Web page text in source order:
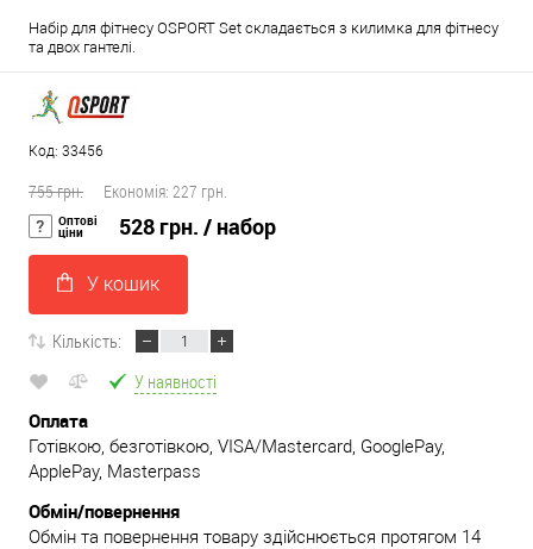
Набір для фітнесу OSPORT Set складається з килимка для фітнесу
та двох гантелі.
Код: 33456
755 грн. Економія: 227 грн.
Оптові
ціни 528 грн. / набор
У кошик
Кількість:
У наявності
Оплата
Готівкою, безготівкою, VISA/Mastercard, GooglePay,
ApplePay, Masterpass
Обмін/повернення
Обмін та повернення товару здійснюється протягом 14